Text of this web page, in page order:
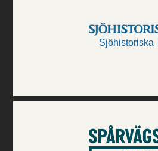
Sjöhistoriska